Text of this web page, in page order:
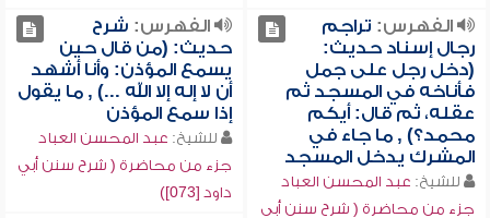
الفهرس: تراجم
رجال إسناد حديث:
(دخل رجل على جمل
فأناخه في المسجد ثم
عقله، ثم قال: أيكم
محمد؟) , ما جاء في
المشرك يدخل المسجد
للشيخ: عبد المحسن العباد
جزء من محاضرة ( شرح سنن أبي
الفهرس: شرح
حديث: (من قال حين
يسمع المؤذن: وأنا أشهد
أن لا إله إلا الله ...) , ما يقول
إذا سمع المؤذن
للشيخ: عبد المحسن العباد
جزء من محاضرة ( شرح سنن أبي
داود [073])